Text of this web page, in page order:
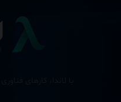
با لاندا، کارهای